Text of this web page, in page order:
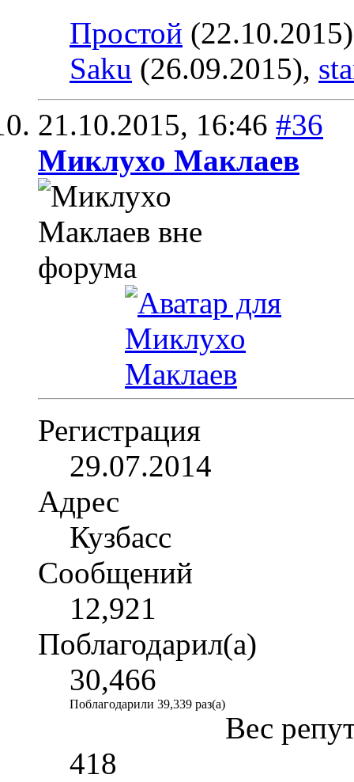
Простой
Saku (26.09.2015),
21.10.2015, 16:46 #36
Миклухо Маклаев
Регистрация
29.07.2014
Адрес
Кузбасс
Сообщений
12,921
Поблагодарил(а)
30,466
Поблагодарили 39,339 раз(а)
Вес
418